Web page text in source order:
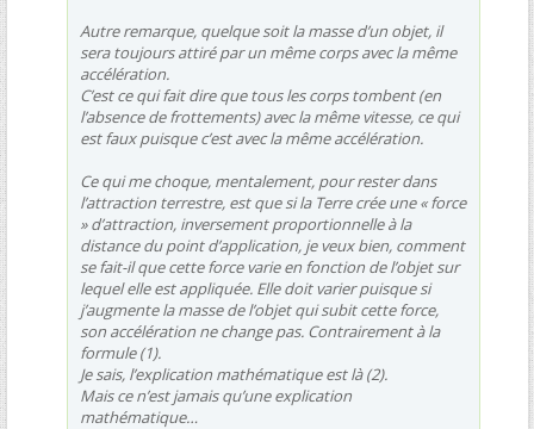
Autre remarque, quelque soit la masse d’un objet, il
sera toujours attiré par un même corps avec la même
accélération.
C’est ce qui fait dire que tous les corps tombent (en
l’absence de frottements) avec la même vitesse, ce qui
est faux puisque c’est avec la même accélération.
Ce qui me choque, mentalement, pour rester dans
l’attraction terrestre, est que si la Terre crée une « force
» d’attraction, inversement proportionnelle à la
distance du point d’application, je veux bien, comment
se fait-il que cette force varie en fonction de l’objet sur
lequel elle est appliquée. Elle doit varier puisque si
j’augmente la masse de l’objet qui subit cette force,
son accélération ne change pas. Contrairement à la
formule (1).
Je sais, l’explication mathématique est là (2).
Mais ce n’est jamais qu’une explication
mathématique